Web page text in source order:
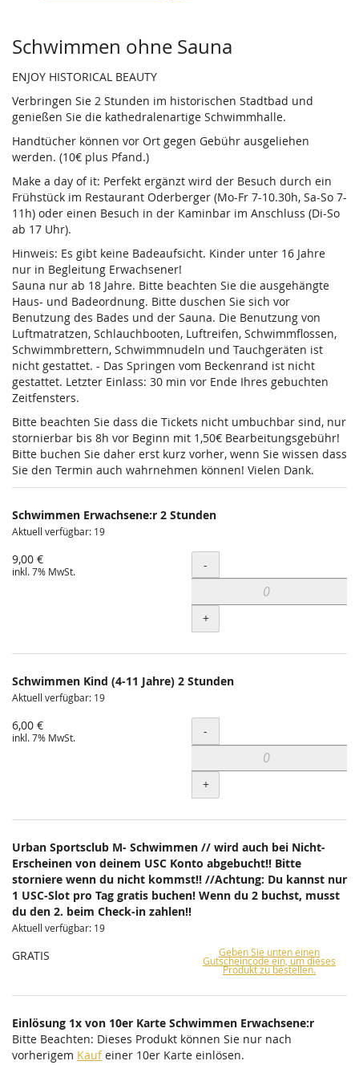
Produkte
Schwimmen ohne Sauna
ENJOY HISTORICAL BEAUTY
Verbringen Sie 2 Stunden im historischen Stadtbad und
genießen Sie die kathedralenartige Schwimmhalle.
Handtücher können vor Ort gegen Gebühr ausgeliehen
werden. (10€ plus Pfand.)
Make a day of it: Perfekt ergänzt wird der Besuch durch ein
Frühstück im Restaurant Oderberger (Mo-Fr 7-10.30h, Sa-So 7-
11h) oder einen Besuch in der Kaminbar im Anschluss (Di-So
ab 17 Uhr).
Hinweis: Es gibt keine Badeaufsicht. Kinder unter 16 Jahre
nur in Begleitung Erwachsener!
Sauna nur ab 18 Jahre. Bitte beachten Sie die ausgehängte
Haus- und Badeordnung. Bitte duschen Sie sich vor
Benutzung des Bades und der Sauna. Die Benutzung von
Luftmatratzen, Schlauchbooten, Luftreifen, Schwimmflossen,
Schwimmbrettern, Schwimmnudeln und Tauchgeräten ist
nicht gestattet. - Das Springen vom Beckenrand ist nicht
gestattet. Letzter Einlass: 30 min vor Ende Ihres gebuchten
Zeitfensters.
Bitte beachten Sie dass die Tickets nicht umbuchbar sind, nur
stornierbar bis 8h vor Beginn mit 1,50€ Bearbeitungsgebühr!
Bitte buchen Sie daher erst kurz vorher, wenn Sie wissen dass
Sie den Termin auch wahrnehmen können! Vielen Dank.
Schwimmen Erwachsene:r 2 Stunden
Aktuell verfügbar: 19
9,00 €
inkl. 7% MwSt. Menge
-
+
Schwimmen Kind (4-11 Jahre) 2 Stunden
Aktuell verfügbar: 19
6,00 €
inkl. 7% MwSt. Menge
-
+
Urban Sportsclub M- Schwimmen // wird auch bei Nicht-
Erscheinen von deinem USC Konto abgebucht!! Bitte
storniere wenn du nicht kommst!! //Achtung: Du kannst nur
1 USC-Slot pro Tag gratis buchen! Wenn du 2 buchst, musst
du den 2. beim Check-in zahlen!!
Aktuell verfügbar: 19
GRATIS Geben Sie unten einen
Gutscheincode ein, um dieses
Produkt zu bestellen.
Einlösung 1x von 10er Karte Schwimmen Erwachsene:r
Bitte Beachten: Dieses Produkt können Sie nur nach
vorherigem Kaufeiner 10er Karte einlösen.